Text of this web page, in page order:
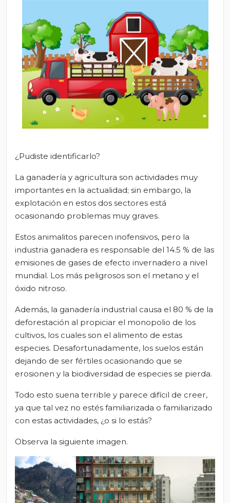
¿Pudiste identificarlo?
La ganadería y agricultura son actividades muy
importantes en la actualidad; sin embargo, la
explotación en estos dos sectores está
ocasionando problemas muy graves.
Estos animalitos parecen inofensivos, pero la
industria ganadera es responsable del 14.5 % de las
emisiones de gases de efecto invernadero a nivel
mundial. Los más peligrosos son el metano y el
óxido nitroso.
Además, la ganadería industrial causa el 80 % de la
deforestación al propiciar el monopolio de los
cultivos, los cuales son el alimento de estas
especies. Desafortunadamente, los suelos están
dejando de ser fértiles ocasionando que se
erosionen y la biodiversidad de especies se pierda.
Todo esto suena terrible y parece difícil de creer,
ya que tal vez no estés familiarizada o familiarizado
con estas actividades, ¿o si lo estás?
Observa la siguiente imagen.